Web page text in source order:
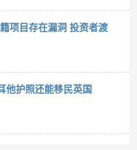
项目存在漏洞 投资者渡
他护照还能移民英国